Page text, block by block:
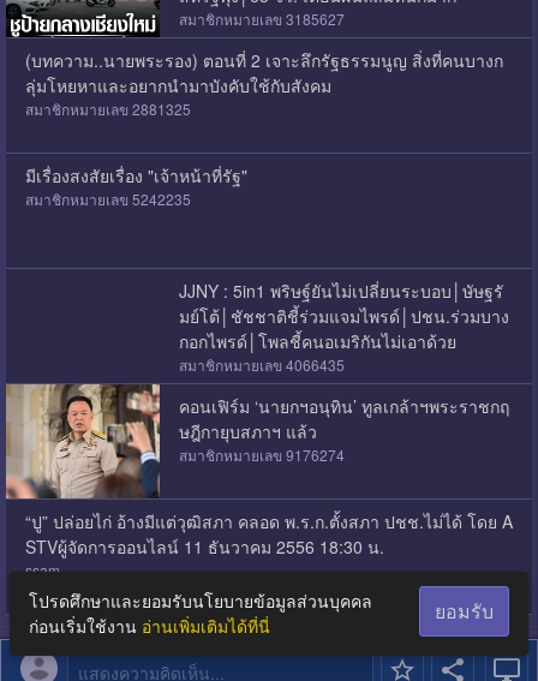
แสดงความคิดเห็น...
สมาชิกหมายเลข 3185627
(บทความ..นายพระรอง) ตอนที่ 2 เจาะลึกรัฐธรรมนูญ สิ่งที่คนบางก
ลุ่มโหยหาและอยากนำมาบังคับใช้กับสังคม
สมาชิกหมายเลข 2881325
มีเรื่องสงสัยเรื่อง "เจ้าหน้าที่รัฐ"
สมาชิกหมายเลข 5242235
JJNY : 5in1 พริษฐ์ยันไม่เปลี่ยนระบอบ│ษัษฐรั
มย์โต้│ชัชชาติชี้ร่วมแจมไพรด์│ปชน.ร่วมบาง
กอกไพรด์│โพลชี้คนอเมริกันไม่เอาด้วย
สมาชิกหมายเลข 4066435
คอนเฟิร์ม ‘นายกฯอนุทิน’ ทูลเกล้าฯพระราชกฤ
ษฎีกายุบสภาฯ แล้ว
สมาชิกหมายเลข 9176274
“ปู” ปล่อยไก่ อ้างมีแต่วุฒิสภา คลอด พ.ร.ก.ตั้งสภา ปชช.ไม่ได้ โดย A
STVผู้จัดการออนไลน์ 11 ธันวาคม 2556 18:30 น.
ssam
โปรดศึกษาและยอมรับนโยบายข้อมูลส่วนบุคคล
ก่อนเริ่มใช้งาน อ่านเพิ่มเติมได้ที่นี่
ยอมรับ